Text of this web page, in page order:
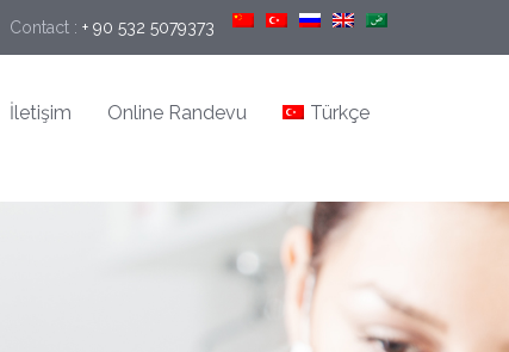
Contact : + 90 532 5079373
İletişim Online Randevu Türkçe